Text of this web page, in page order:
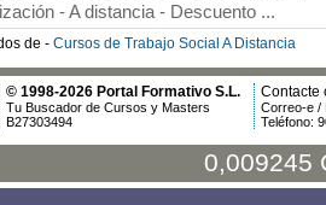
- A distancia - Descuento ...
de - Cursos de Trabajo Social A Distancia
© 1998-2026 Portal Formativo S.L.
Tu Buscador de Cursos y Masters
B27303494
Contacte
Correo-e /
Teléfono:
0,009245